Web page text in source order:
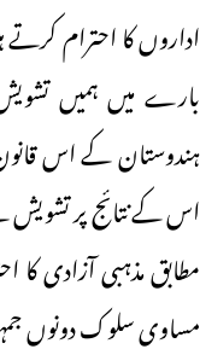
اداروں کا احترام
بارے میں ہمیں
ہندوستان کے اس
اس کے نتائج پر
مطابق مذہبی آزادی
مساوی سلوک دونوں